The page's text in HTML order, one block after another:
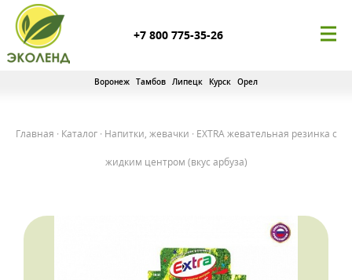
+7 800 775-35-26
Воронеж Тамбов Липецк Курск Орел
Главная · Каталог· Напитки, жевачки · EXTRA жевательная резинка с
жидким центром (вкус арбуза)